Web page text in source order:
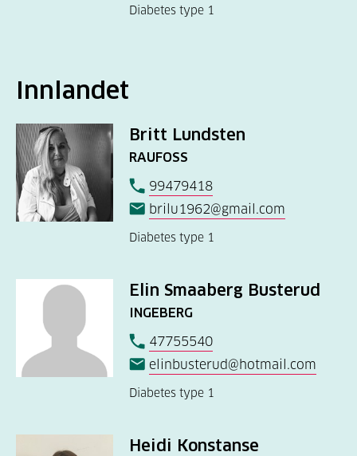
Diabetes type 1
Innlandet
Britt Lundsten
RAUFOSS
99479418
brilu1962@gmail.com
Diabetes type 1
Elin Smaaberg Busterud
INGEBERG
47755540
elinbusterud@hotmail.com
Diabetes type 1
Heidi Konstanse